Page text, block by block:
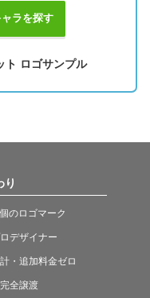
ラを探す
り
のロゴマーク
デザイナー
・追加料金ゼロ
全譲渡